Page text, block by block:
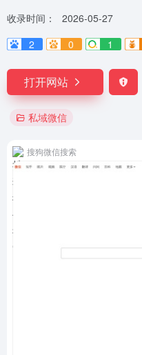
收录时间：
2026-05-27
2
0 1
打开网站
私域微信
搜狗微信搜索